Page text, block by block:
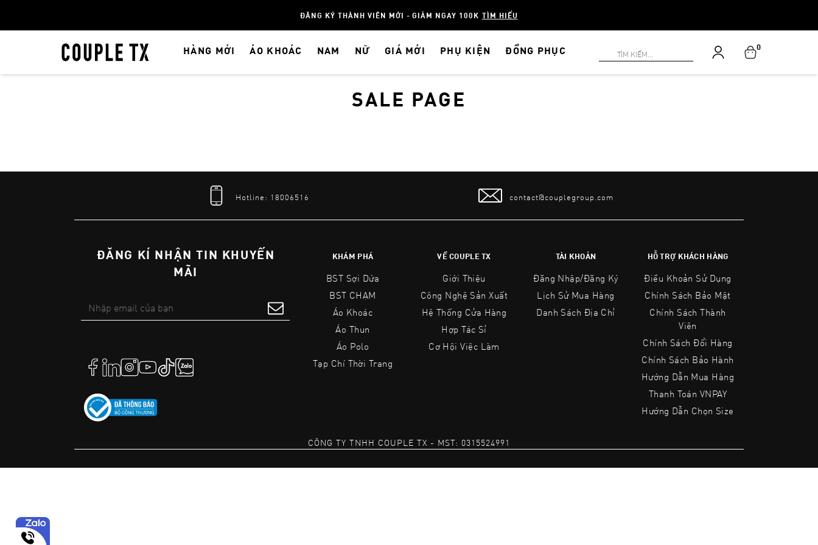
ĐĂNG KÝ THÀNH VIÊN MỚI - GIẢM NGAY 100K TÌM HIỂU
HÀNG MỚI ÁO KHOÁC NAM NỮ GIÁ MỚI PHỤ KIỆN ĐỒNG PHỤC 0
SALE PAGE
Hotline: 18006516 contact@couplegroup.com
ĐĂNG KÍ NHẬN TIN KHUYẾN
MÃI
KHÁM PHÁ
BST Sợi Dứa
BST CHẠM
Áo Khoác
Áo Thun
Áo Polo
Tạp Chí Thời Trang
VỀ COUPLE TX
Giới Thiệu
Công Nghệ Sản Xuất
Hệ Thống Cửa Hàng
Hợp Tác Sỉ
Cơ Hội Việc Làm
TÀI KHOẢN
Đăng Nhập/Đăng Ký
Lịch Sử Mua Hàng
Danh Sách Địa Chỉ
HỖ TRỢ KHÁCH HÀNG
Điều Khoản Sử Dụng
Chính Sách Bảo Mật
Chính Sách Thành
Viên
Chính Sách Đổi Hàng
Chính Sách Bảo Hành
Hướng Dẫn Mua Hàng
Thanh Toán VNPAY
Hướng Dẫn Chọn Size
CÔNG TY TNHH COUPLE TX - MST: 0315524991